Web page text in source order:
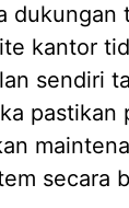
dukungan
kantor
sendiri
pastikan
secara